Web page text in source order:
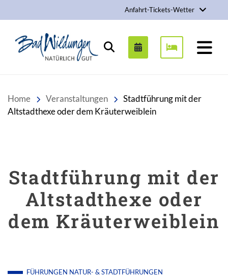
Anfahrt-Tickets-Wetter
Stadt Bad Wildungen
Suchen
Home Veranstaltungen
Stadtführung mit der
Altstadthexe oder dem Kräuterweiblein
Stadtführung mit der
Altstadthexe oder
dem Kräuterweiblein
FÜHRUNGEN NATUR- & STADTFÜHRUNGEN